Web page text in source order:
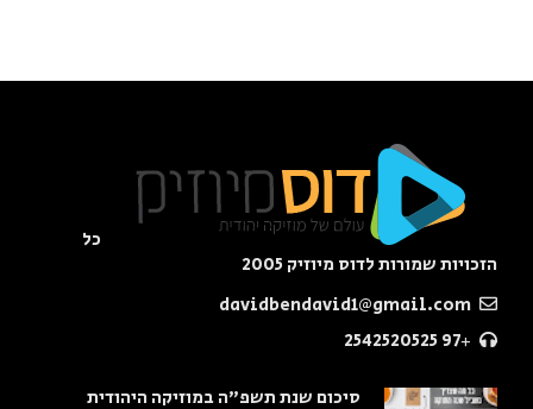
כל
הזכויות שמורות לדוס מיוזיק 2005
+97 2542520525
סיכום שנת תשפ"ה במוזיקה היהודית